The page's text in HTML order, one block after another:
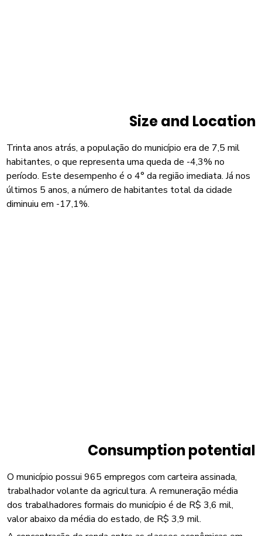
Size and Location
Trinta anos atrás, a população do município era de 7,5 mil
habitantes, o que representa uma queda de -4,3% no
período. Este desempenho é o 4° da região imediata. Já nos
últimos 5 anos, a número de habitantes total da cidade
diminuiu em -17,1%.
Consumption potential
O município possui 965 empregos com carteira assinada,
trabalhador volante da agricultura. A remuneração média
dos trabalhadores formais do município é de R$ 3,6 mil,
valor abaixo da média do estado, de R$ 3,9 mil.